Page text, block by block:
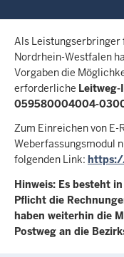
s
i
c
h
i
e
Als
Nordrhein-Westfalen
Vorgaben die
erforderliche Leitweg-
059580004004-
Zum Einreichen von E-
Weberfassungsmodul
folgenden Link:
Hinweis: Es besteht
Pflicht die
haben weiterhin die
Postweg an die